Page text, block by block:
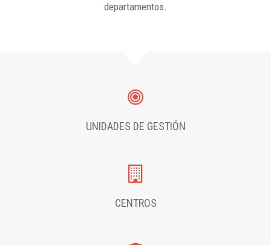
departamentos.
UNIDADES DE GESTIÓN
CENTROS